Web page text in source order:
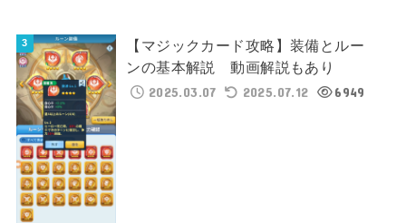
【マジックカード攻略】装備とルー
ンの基本解説 動画解説もあり
2025.03.07
2025.07.12 6949